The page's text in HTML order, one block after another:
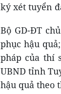
ký xét tuyển
Bộ GD-ĐT
phục hậu
pháp của thí
UBND tỉnh
hậu quả theo